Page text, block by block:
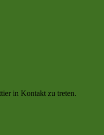
in Kontakt zu treten.